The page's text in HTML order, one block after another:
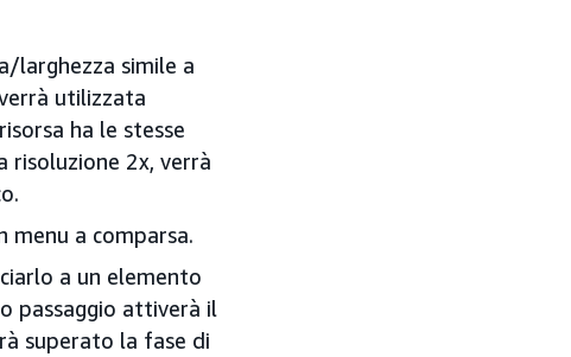
larghezza simile a
utilizzata
ha le stesse
risoluzione 2x, verrà
menu a comparsa.
a un elemento
passaggio attiverà il
superato la fase di